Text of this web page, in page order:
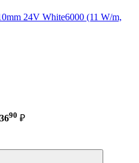
24V White6000 (11 W/m,
90 ₽